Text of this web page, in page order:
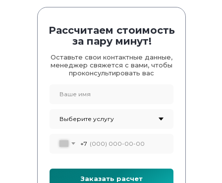
+7
Заказать расчет
Оставьте свои контактные данные,
менеджер свяжется с вами, чтобы
проконсультировать вас
Рассчитаем стоимость
за пару минут!